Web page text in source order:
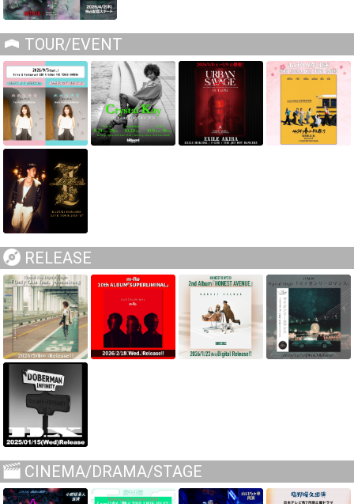
TOUR/EVENT
RELEASE
CINEMA/DRAMA/STAGE